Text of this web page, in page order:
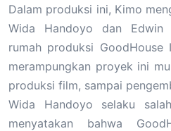
Dalam produksi ini, Kimo
Wida Handoyo dan Edwin
rumah produksi GoodHouse
merampungkan proyek ini
produksi film, sampai
Wida Handoyo selaku
menyatakan bahwa